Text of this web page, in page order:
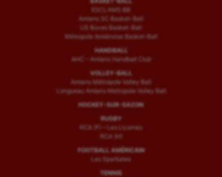
ESCLAMS BB
Amiens SC Basket-Ball
US Boves Basket-Ball
Métropole Amiénoise Basket-Ball
HANDBALL
AHC – Amiens Handball Club
VOLLEY-BALL
Amiens Métropole Volley Ball
Longueau Amiens Metropole Volley Ball
HOCKEY-SUR-GAZON
RUGBY
RCA (F) – Les Licornes
RCA (H)
FOOTBALL AMÉRICAIN
Les Spartiates
TENNIS